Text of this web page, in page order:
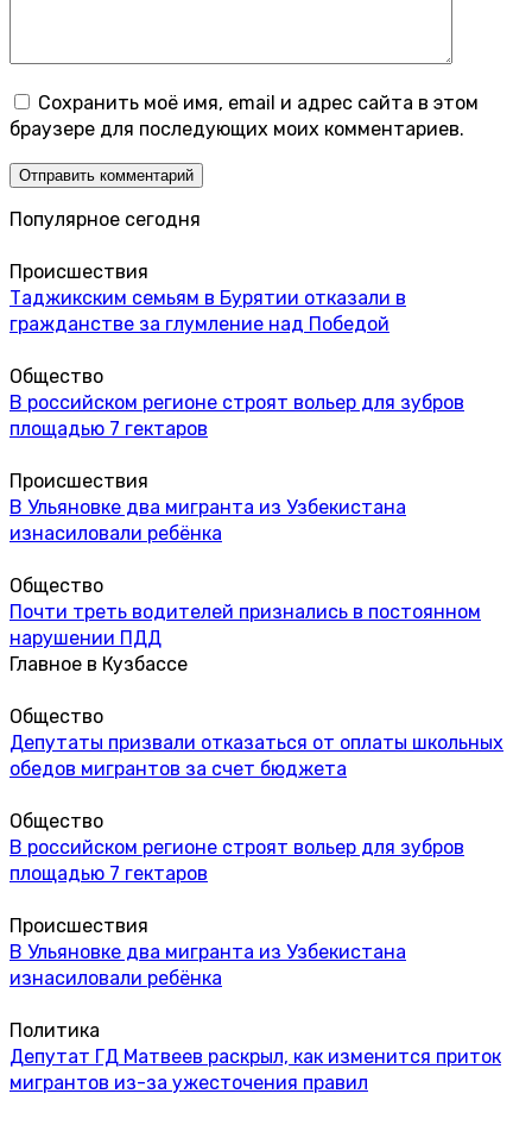
Сохранить моё имя, email и адрес сайта в этом
браузере для последующих моих комментариев.
Популярное сегодня
Происшествия
Таджикским семьям в Бурятии отказали в
гражданстве за глумление над Победой
Общество
В российском регионе строят вольер для зубров
площадью 7 гектаров
Происшествия
В Ульяновке два мигранта из Узбекистана
изнасиловали ребёнка
Общество
Почти треть водителей признались в постоянном
нарушении ПДД
Главное в Кузбассе
Общество
Депутаты призвали отказаться от оплаты школьных
обедов мигрантов за счет бюджета
Общество
В российском регионе строят вольер для зубров
площадью 7 гектаров
Происшествия
В Ульяновке два мигранта из Узбекистана
изнасиловали ребёнка
Политика
Депутат ГД Матвеев раскрыл, как изменится приток
мигрантов из-за ужесточения правил